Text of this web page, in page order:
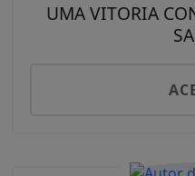
UMA VITORIA